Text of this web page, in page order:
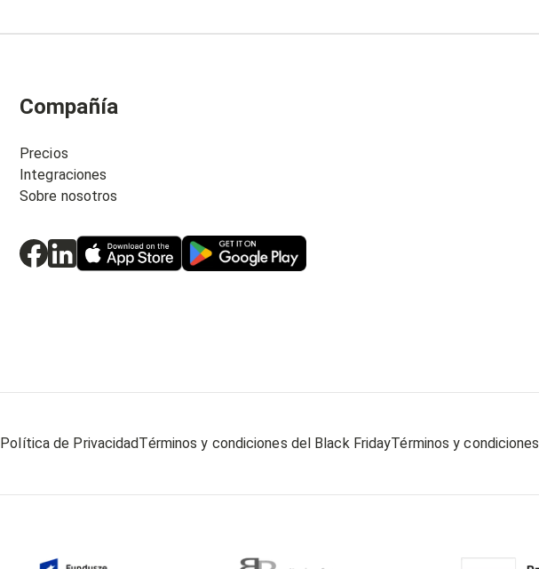
Compañía
Precios
Integraciones
Sobre nosotros
Política de PrivacidadTérminos y condiciones del Black FridayTérminos y condiciones